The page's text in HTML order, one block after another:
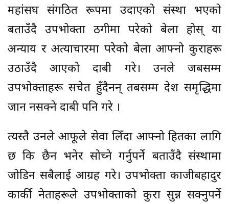
महांसघ संगठित रूपमा उदाएको संस्था भएको
बताउँदै उपभोक्ता ठगीमा परेको बेला होस् या
अन्याय र अत्याचारमा परेको बेला आफ्नो कुराहरू
उठाउँदै आएको दाबी गरे। उनले जबसम्म
उपभोक्ताहरू सचेत हुँदैनन् तबसम्म देश समृद्धिमा
जान नसक्ने दाबी पनि गरे ।
त्यस्तै उनले आफूले सेवा लिँदा आफ्नो हितका लागि
छ कि छैन भनेर सोच्ने गर्नुपर्ने बताउँदै संस्थामा
जोडिन सबैलाई आग्रह गरे। उपभोक्ता काजीबहादुर
कार्की नेताहरूले उपभोक्ताको कुरा सुन्न सक्नुपर्ने